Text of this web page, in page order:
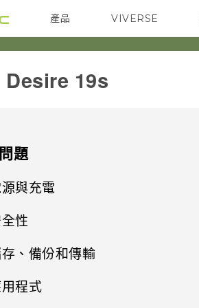
產品
VIVE G REIGNS
VIVERSE
Desire 19s‎
題
與充電
手機無法開機時該怎麼做？
如何使用硬體按鍵重新啟動手
機？
性
忘記了螢幕鎖定密碼、PIN 碼或
圖形該怎麼辦？
、備份和傳輸
如何將檔案與資料夾複製或移到
程式